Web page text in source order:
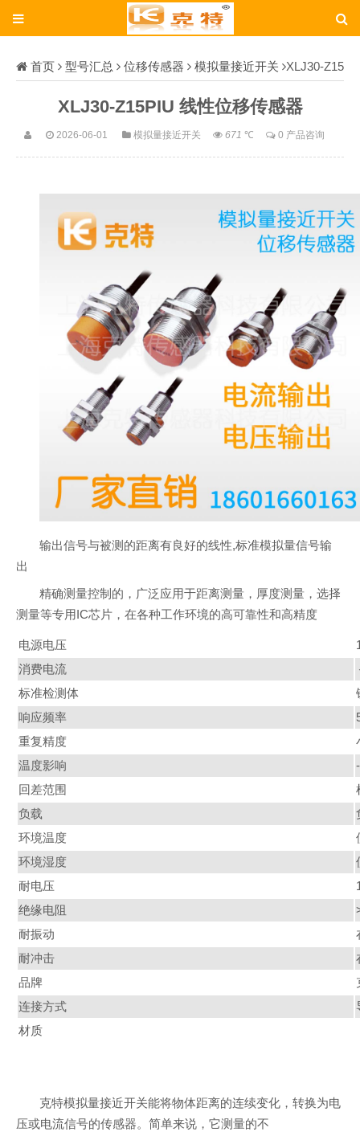
首页 型号汇总 位移传感器 模拟量接近开关 XLJ30-Z15
XLJ30-Z15PIU 线性位移传感器
2026-06-01 模拟量接近开关 671 ℃ 0 产品咨询
输出信号与被测的距离有良好的线性,标准模拟量信号输
出
精确测量控制的，广泛应用于距离测量，厚度测量，选择
测量等专用IC芯片，在各种工作环境的高可靠性和高精度
电源电压
消费电流
标准检测体
响应频率
重复精度
温度影响
回差范围
负载
环境温度
环境湿度
耐电压
绝缘电阻
耐振动
耐冲击
品牌
连接方式
材质
克特模拟量接近开关能将物体距离的连续变化，转换为电
压或电流信号的传感器。简单来说，它测量的不